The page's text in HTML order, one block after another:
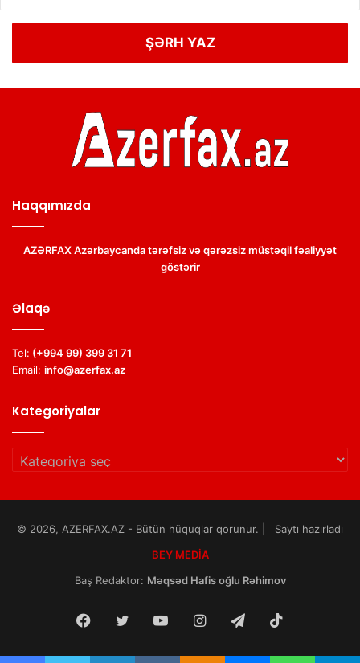
ŞƏRH YAZ
Haqqımızda
AZƏRFAX Azərbaycanda tərəfsiz və qərəzsiz müstəqil fəaliyyət
göstərir
Əlaqə
Tel: (+994 99) 399 31 71
Email: info@azerfax.az
Kategoriyalar
Kategoriyalar
© 2026, AZERFAX.AZ - Bütün hüquqlar qorunur. | Saytı hazırladı
BEY MEDİA
Baş Redaktor: Məqsəd Hafis oğlu Rəhimov
Facebook
Twitter YouTubeInstagramTelegram